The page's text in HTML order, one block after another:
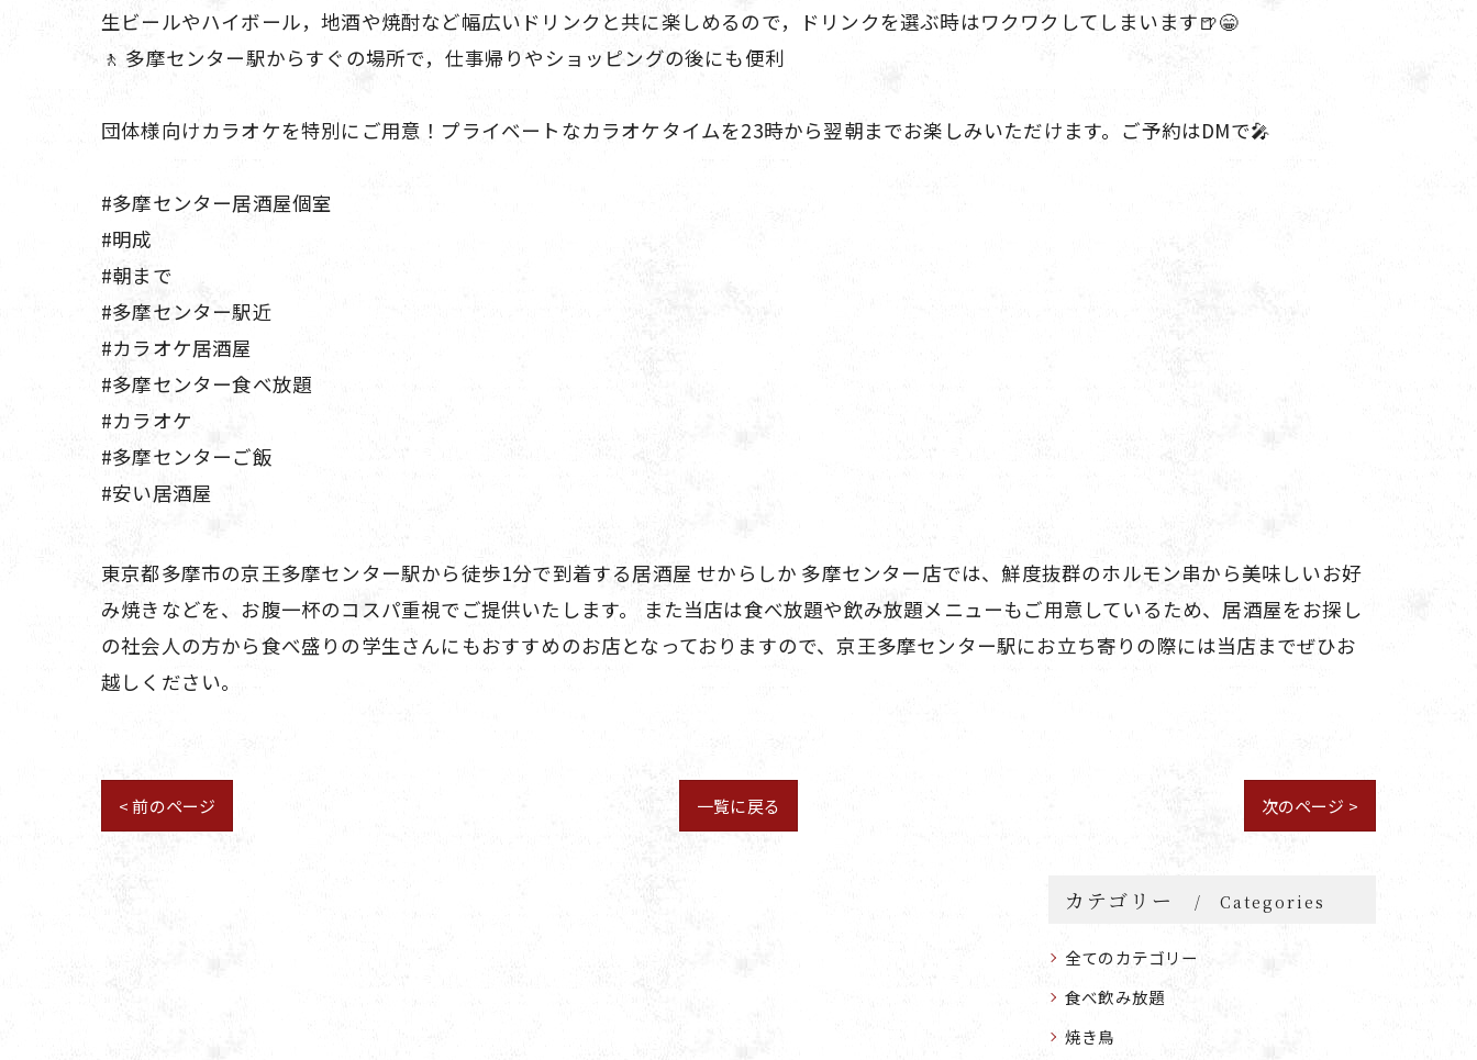
生ビールやハイボール，地酒や焼酎など幅広いドリンクと共に楽しめるので，ドリンクを選ぶ時はワクワクしてしまいます🍺😁
🚶 多摩センター駅からすぐの場所で，仕事帰りやショッピングの後にも便利
団体様向けカラオケを特別にご用意！プライベートなカラオケタイムを23時から翌朝までお楽しみいただけます。ご予約はDMで🎤
#多摩センター居酒屋個室
#明成
#朝まで
#多摩センター駅近
#カラオケ居酒屋
#多摩センター食べ放題
#カラオケ
#多摩センターご飯
#安い居酒屋
東京都多摩市の京王多摩センター駅から徒歩1分で到着する居酒屋 せからしか 多摩センター店では、鮮度抜群のホルモン串から美味しいお好
み焼きなどを、お腹一杯のコスパ重視でご提供いたします。 また当店は食べ放題や飲み放題メニューもご用意しているため、居酒屋をお探し
の社会人の方から食べ盛りの学生さんにもおすすめのお店となっておりますので、京王多摩センター駅にお立ち寄りの際には当店までぜひお
越しください。
< 前のページ 一覧に戻る 次のページ >
カテゴリー Categories
全てのカテゴリー
食べ飲み放題
焼き鳥